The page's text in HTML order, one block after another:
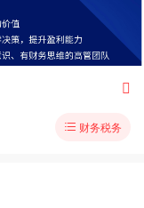

 财务税务